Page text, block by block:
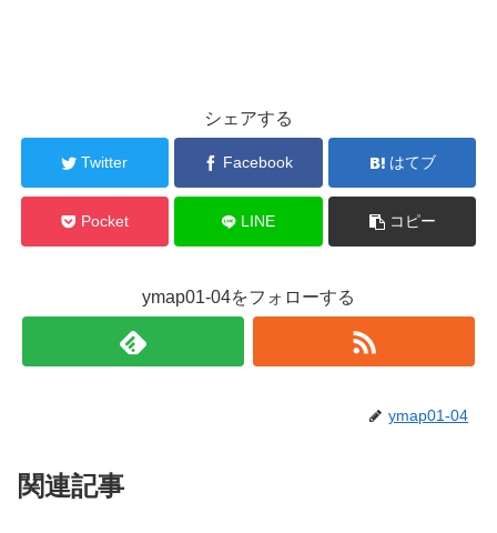
シェアする
Twitter Facebook はてブ
Pocket LINE コピー
ymap01-04をフォローする
ymap01-04
関連記事